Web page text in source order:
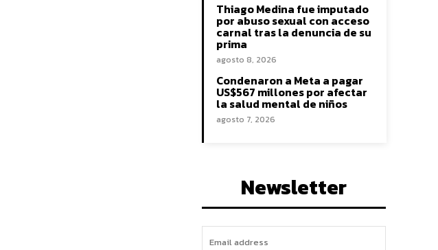
Thiago Medina fue imputado
por abuso sexual con acceso
carnal tras la denuncia de su
prima
agosto 8, 2026
Condenaron a Meta a pagar
US$567 millones por afectar
la salud mental de niños
agosto 7, 2026
Newsletter